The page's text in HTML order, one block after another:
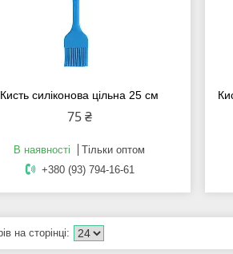
Кисть силіконова цільна 25 см
75 ₴
В наявності
Тільки оптом
+380 (93) 794-16-61